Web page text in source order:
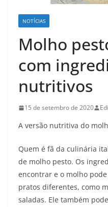
NOTÍCIAS
Molho
com
nutritivos
15 de setembro de 2020
A versão nutritiva do
Quem é fã da culinária
de molho pesto. Os
encontrar e o molho
pratos diferentes, como
saladas. Ele também